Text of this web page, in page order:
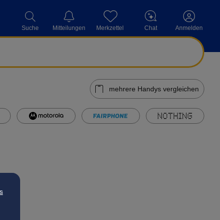
Suche Mitteilungen Merkzettel Chat Anmelden
mehrere Handys vergleichen